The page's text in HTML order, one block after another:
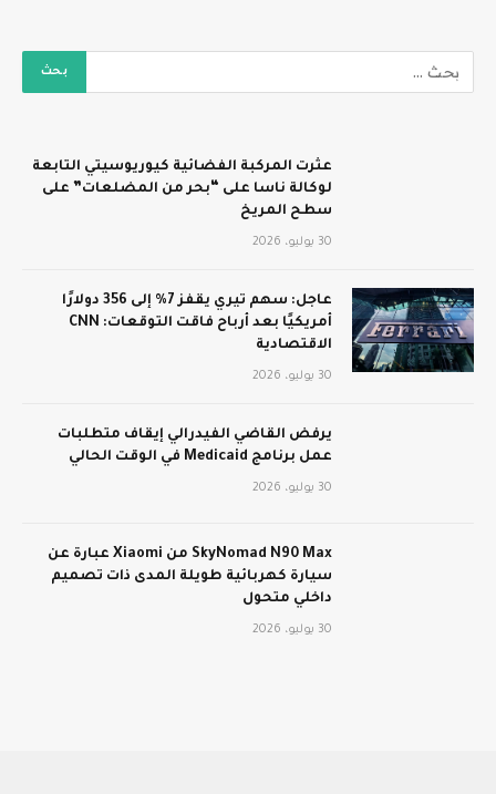
عثرت المركبة الفضائية كيوريوسيتي التابعة
لوكالة ناسا على “بحر من المضلعات” على
سطح المريخ
30 يوليو، 2026
عاجل: سهم تيري يقفز 7% إلى 356 دولارًا
أمريكيًا بعد أرباح فاقت التوقعات: CNN
الاقتصادية
30 يوليو، 2026
يرفض القاضي الفيدرالي إيقاف متطلبات
عمل برنامج Medicaid في الوقت الحالي
30 يوليو، 2026
SkyNomad N90 Max من Xiaomi عبارة عن
سيارة كهربائية طويلة المدى ذات تصميم
داخلي متحول
30 يوليو، 2026